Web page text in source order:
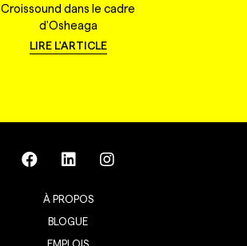
Croissound dans le cadre
d'Osheaga
LIRE L'ARTICLE
À PROPOS
BLOGUE
EMPLOIS